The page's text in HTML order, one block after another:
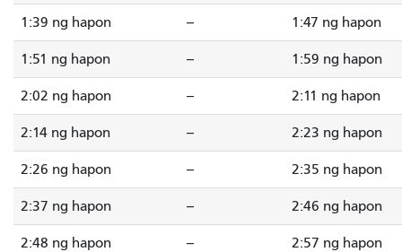
1:39 ng hapon -- 1:47 ng hapon
1:51 ng hapon -- 1:59 ng hapon
2:02 ng hapon -- 2:11 ng hapon
2:14 ng hapon -- 2:23 ng hapon
2:26 ng hapon -- 2:35 ng hapon
2:37 ng hapon -- 2:46 ng hapon
2:48 ng hapon -- 2:57 ng hapon